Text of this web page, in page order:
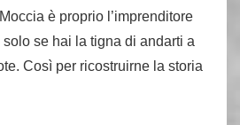
è proprio l’imprenditore
se hai la tigna di andarti a
Così per ricostruirne la storia